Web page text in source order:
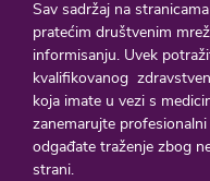
Sav sadržaj na
pratećim društvenim
informisanju. Uvek
kvalifikovanog
koja imate u vezi s
zanemarujte
odgađate traženje zbog
strani.